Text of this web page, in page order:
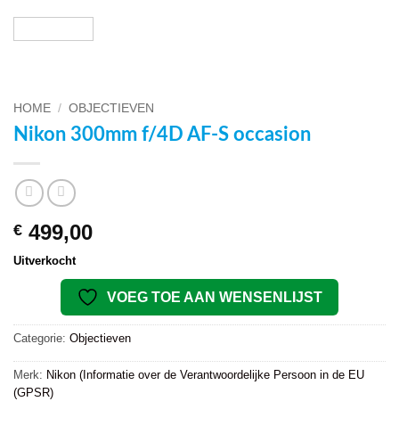
HOME / OBJECTIEVEN
Nikon 300mm f/4D AF-S occasion
€ 499,00
Uitverkocht
VOEG TOE AAN WENSENLIJST
Categorie: Objectieven
Merk: Nikon (Informatie over de Verantwoordelijke Persoon in de EU
(GPSR)